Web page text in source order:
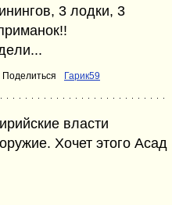
3 лoдки, 3
Поделиться Гарик59
власти
Хочет этого Асад